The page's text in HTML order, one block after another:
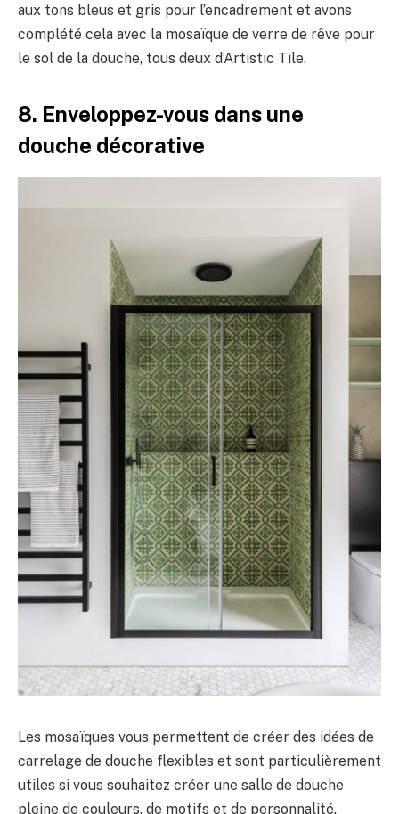
aux tons bleus et gris pour l’encadrement et avons
complété cela avec la mosaïque de verre de rêve pour
le sol de la douche, tous deux d’Artistic Tile.
8. Enveloppez-vous dans une
douche décorative
Les mosaïques vous permettent de créer des idées de
carrelage de douche flexibles et sont particulièrement
utiles si vous souhaitez créer une salle de douche
pleine de couleurs, de motifs et de personnalité.